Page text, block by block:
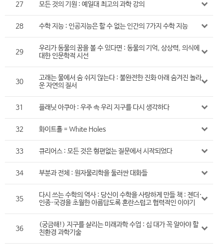
27 모든 것의 기원 : 예일대 최고의 과학 강의
28 수학 지능 : 인공지능은 할 수 없는 인간의 7가지 수학 지능
29
우리가 동물의 꿈을 볼 수 있다면 : 동물의 기억, 상상력, 의식에
대한 인문학적 시선
30
고래는 물에서 숨 쉬지 않는다 : 불완전한 진화 아래 숨겨진 놀라
운 자연의 질서
31 플래닛 아쿠아 : 우주 속 우리 지구를 다시 생각하다
32 화이트홀 = White Holes
33 큐리어스 : 모든 것은 형편없는 질문에서 시작되었다
34 부분과 전체 : 원자물리학을 둘러싼 대화들
35
다시 쓰는 수학의 역사 : 당신이 수학을 사랑하게 만들 책 : 젠더·
인종·국경을 초월한 아름답도록 혼란스럽고 협력적인 이야기
36
(궁금해!) 지구를 살리는 미래과학 수업 : 십 대가 꼭 알아야 할
친환경 과학기술